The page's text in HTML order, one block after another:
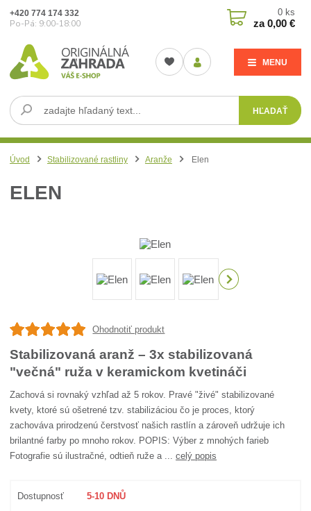
MENU
HĽADAŤ
+420 774 174 332
Po-Pá: 9:00-18:00
0 ks
za0,00 €
Úvod Stabilizované rastliny Aranže Elen
ELEN
Ohodnotiť produkt
Stabilizovaná aranž – 3x stabilizovaná
"večná" ruža v keramickom kvetináči
Zachová si rovnaký vzhľad až 5 rokov. Pravé "živé" stabilizované
kvety, ktoré sú ošetrené tzv. stabilizáciou čo je proces, ktorý
zachováva prirodzenú čerstvosť našich rastlín a zároveň udržuje ich
brilantné farby po mnoho rokov. POPIS: Výber z mnohých farieb
Fotografie sú ilustračné, odtieň ruže a ...celý popis
Dostupnosť 5-10 DNŮ